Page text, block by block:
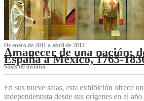
De enero de 2011 a abril de 2012
Amanecer de una nación:
España a México, 1765-
Salas de historia
En sus nueve salas, esta exhibición ofrece
independentista desde sus orígenes en el